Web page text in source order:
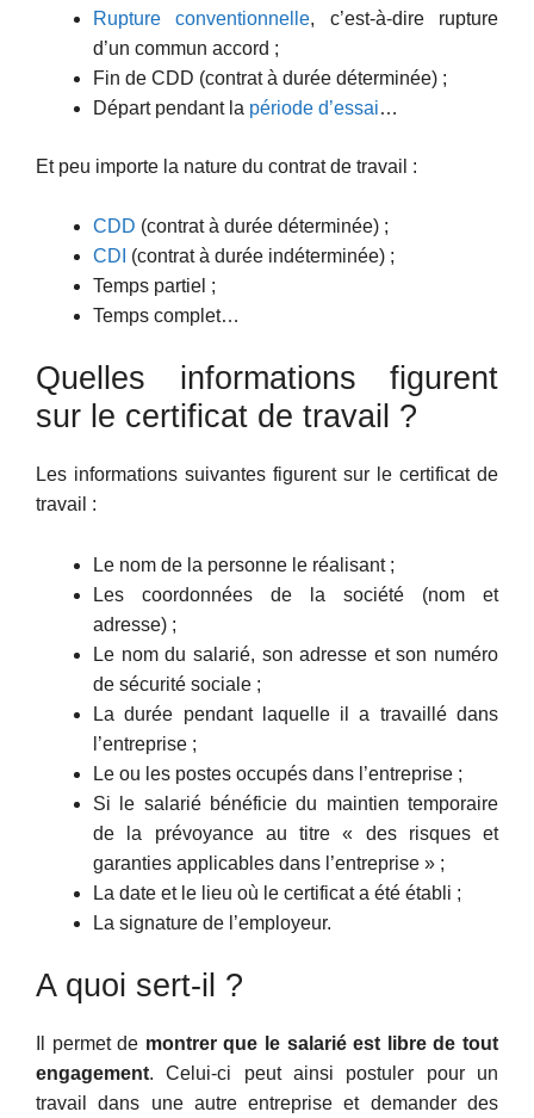
Rupture conventionnelle, c’est-à-dire rupture
d’un commun accord ;
Fin de CDD (contrat à durée déterminée) ;
Départ pendant la période d’essai…
Et peu importe la nature du contrat de travail :
CDD (contrat à durée déterminée) ;
CDI (contrat à durée indéterminée) ;
Temps partiel ;
Temps complet…
Quelles informations figurent
sur le certificat de travail ?
Les informations suivantes figurent sur le certificat de
travail :
Le nom de la personne le réalisant ;
Les coordonnées de la société (nom et
adresse) ;
Le nom du salarié, son adresse et son numéro
de sécurité sociale ;
La durée pendant laquelle il a travaillé dans
l’entreprise ;
Le ou les postes occupés dans l’entreprise ;
Si le salarié bénéficie du maintien temporaire
de la prévoyance au titre « des risques et
garanties applicables dans l’entreprise » ;
La date et le lieu où le certificat a été établi ;
La signature de l’employeur.
A quoi sert-il ?
Il permet de montrer que le salarié est libre de tout
engagement. Celui-ci peut ainsi postuler pour un
travail dans une autre entreprise et demander des